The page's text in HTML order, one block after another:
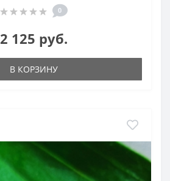
0
2 125 руб.
В КОРЗИНУ